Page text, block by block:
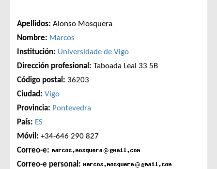
Apellidos: Alonso Mosquera
Nombre: Marcos
Institución: Universidade de Vigo
Dirección profesional: Taboada Leal 33 5B
Código postal: 36203
Ciudad: Vigo
Provincia: Pontevedra
País: ES
Móvil: +34-646 290 827
Correo-e:
Correo-e personal: